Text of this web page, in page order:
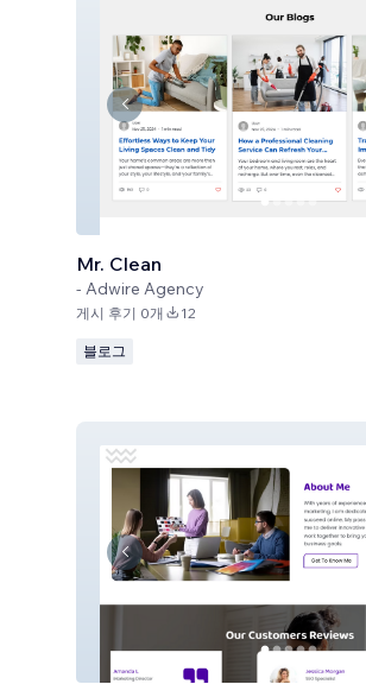
Mr. Clean
- Adwire Agency
게시 후기 0개 12
블로그